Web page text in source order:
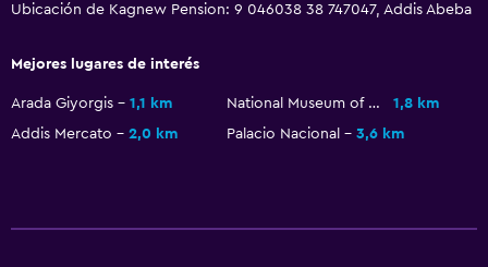
Ubicación de Kagnew Pension: 9 046038 38 747047, Addis Abeba
Mejores lugares de interés
Arada Giyorgis 1,1 km National Museum of Ethiopia
1,8 km
Addis Mercato
2,0 km Palacio Nacional 3,6 km